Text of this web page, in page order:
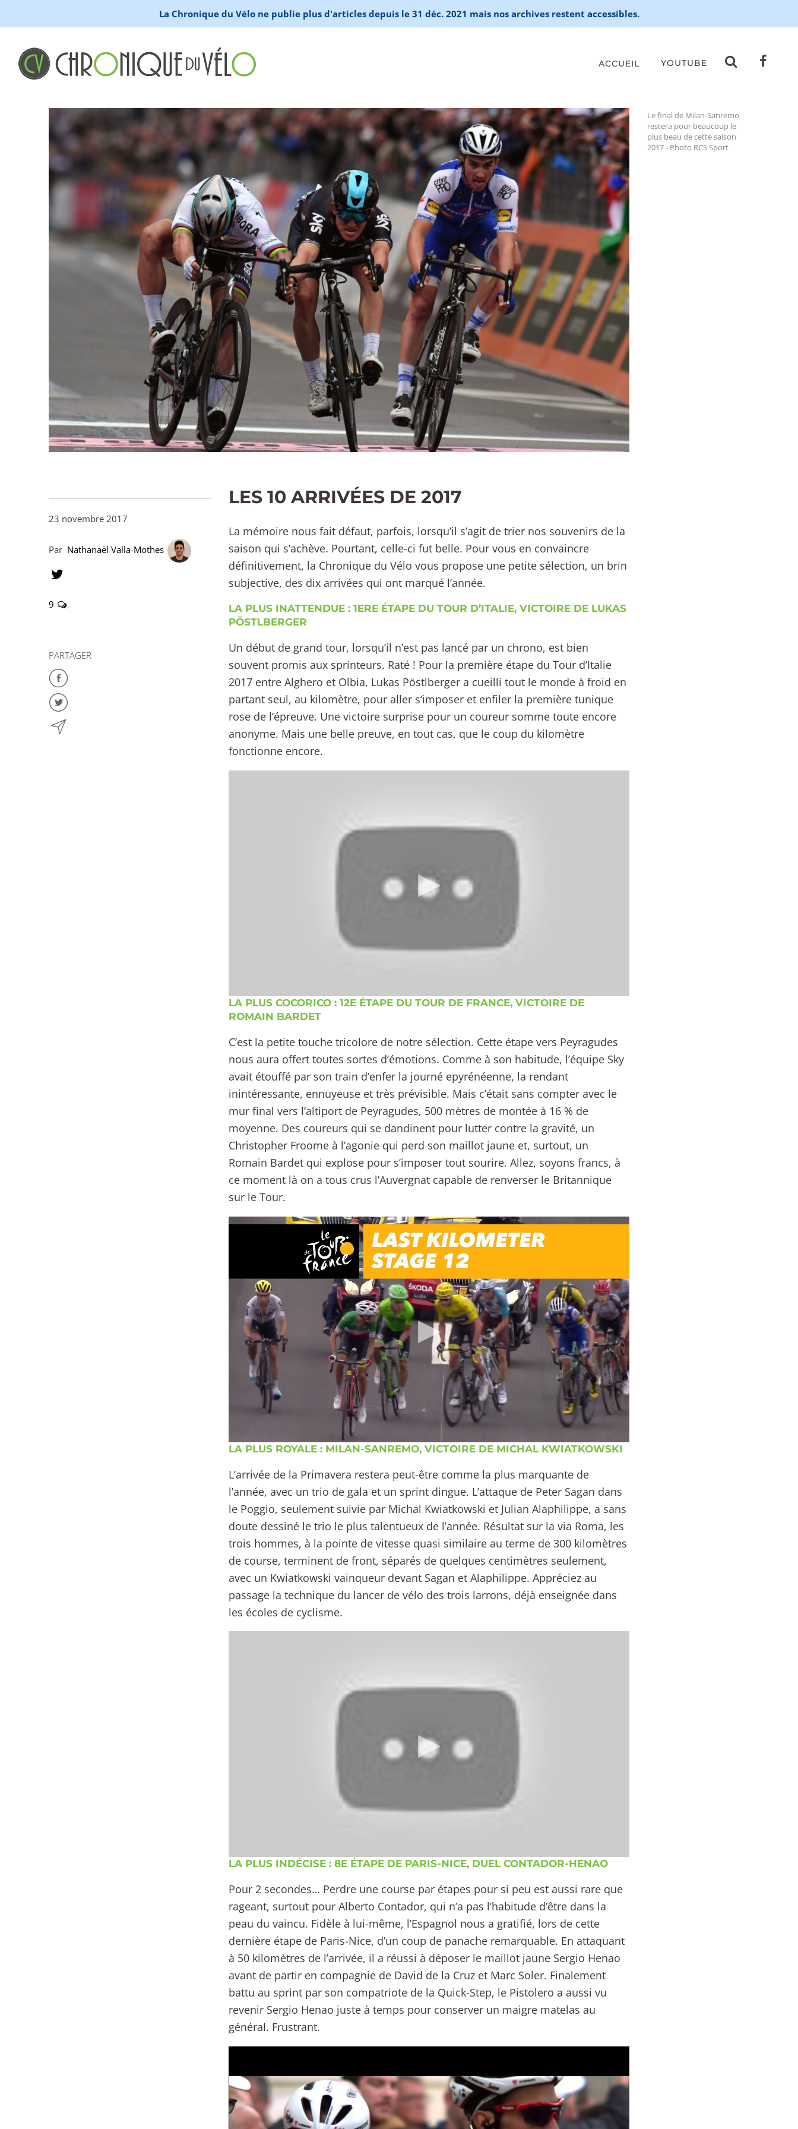
La Chronique du Vélo ne publie plus d'articles depuis le 31 déc. 2021 mais nos archives restent accessibles.
ACCUEIL YOUTUBE
Le final de Milan-Sanremo
restera pour beaucoup le
plus beau de cette saison
2017 - Photo RCS Sport
23 novembre 2017
Par Nathanaël Valla-Mothes
9
PARTAGER
LES 10 ARRIVÉES DE 2017
La mémoire nous fait défaut, parfois, lorsqu’il s’agit de trier nos souvenirs de la
saison qui s’achève. Pourtant, celle-ci fut belle. Pour vous en convaincre
définitivement, la Chronique du Vélo vous propose une petite sélection, un brin
subjective, des dix arrivées qui ont marqué l’année.
LA PLUS INATTENDUE : 1ERE ÉTAPE DU TOUR D’ITALIE, VICTOIRE DE LUKAS
PÖSTLBERGER
Un début de grand tour, lorsqu’il n’est pas lancé par un chrono, est bien
souvent promis aux sprinteurs. Raté ! Pour la première étape du Tour d’Italie
2017 entre Alghero et Olbia, Lukas Pöstlberger a cueilli tout le monde à froid en
partant seul, au kilomètre, pour aller s’imposer et enfiler la première tunique
rose de l’épreuve. Une victoire surprise pour un coureur somme toute encore
anonyme. Mais une belle preuve, en tout cas, que le coup du kilomètre
fonctionne encore.
LA PLUS COCORICO : 12E ÉTAPE DU TOUR DE FRANCE, VICTOIRE DE
ROMAIN BARDET
C’est la petite touche tricolore de notre sélection. Cette étape vers Peyragudes
nous aura offert toutes sortes d’émotions. Comme à son habitude, l’équipe Sky
avait étouffé par son train d’enfer la journé epyrénéenne, la rendant
inintéressante, ennuyeuse et très prévisible. Mais c’était sans compter avec le
mur final vers l’altiport de Peyragudes, 500 mètres de montée à 16 % de
moyenne. Des coureurs qui se dandinent pour lutter contre la gravité, un
Christopher Froome à l’agonie qui perd son maillot jaune et, surtout, un
Romain Bardet qui explose pour s’imposer tout sourire. Allez, soyons francs, à
ce moment là on a tous crus l’Auvergnat capable de renverser le Britannique
sur le Tour.
LA PLUS ROYALE : MILAN-SANREMO, VICTOIRE DE MICHAL KWIATKOWSKI
L’arrivée de la Primavera restera peut-être comme la plus marquante de
l’année, avec un trio de gala et un sprint dingue. L’attaque de Peter Sagan dans
le Poggio, seulement suivie par Michal Kwiatkowski et Julian Alaphilippe, a sans
doute dessiné le trio le plus talentueux de l’année. Résultat sur la via Roma, les
trois hommes, à la pointe de vitesse quasi similaire au terme de 300 kilomètres
de course, terminent de front, séparés de quelques centimètres seulement,
avec un Kwiatkowski vainqueur devant Sagan et Alaphilippe. Appréciez au
passage la technique du lancer de vélo des trois larrons, déjà enseignée dans
les écoles de cyclisme.
LA PLUS INDÉCISE : 8E ÉTAPE DE PARIS-NICE, DUEL CONTADOR-HENAO
Pour 2 secondes… Perdre une course par étapes pour si peu est aussi rare que
rageant, surtout pour Alberto Contador, qui n’a pas l’habitude d’être dans la
peau du vaincu. Fidèle à lui-même, l’Espagnol nous a gratifié, lors de cette
dernière étape de Paris-Nice, d’un coup de panache remarquable. En attaquant
à 50 kilomètres de l’arrivée, il a réussi à déposer le maillot jaune Sergio Henao
avant de partir en compagnie de David de la Cruz et Marc Soler. Finalement
battu au sprint par son compatriote de la Quick-Step, le Pistolero a aussi vu
revenir Sergio Henao juste à temps pour conserver un maigre matelas au
général. Frustrant.